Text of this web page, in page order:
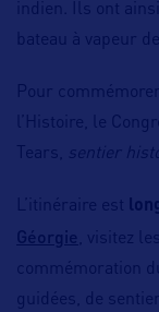
indien. Ils ont
bateau à vapeur
Pour
l’Histoire, le
Tears,
sentier
L’itinéraire est
Géorgie
, visitez
commémoration
guidées, de